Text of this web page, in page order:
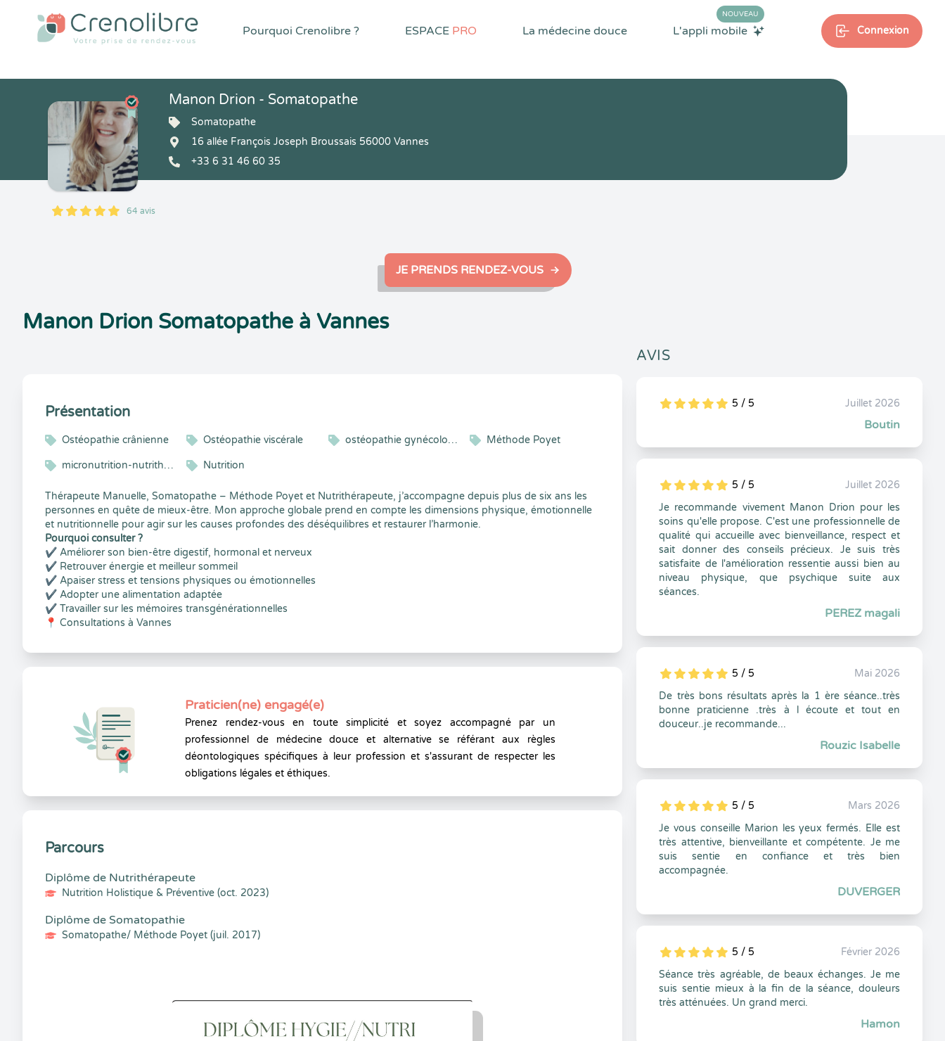
Pourquoi Crenolibre ? ESPACE PRO La médecine douce L'appli mobile
NOUVEAU
Connexion
5
1
5
64 64 avis
Manon Drion - Somatopathe
Somatopathe
16 allée François Joseph Broussais 56000 Vannes
+33 6 31 46 60 35
JE PRENDS RENDEZ-VOUS
Manon Drion Somatopathe à Vannes
Présentation
Ostéopathie crânienne Ostéopathie viscérale ostéopathie gynécologique Méthode Poyet
micronutrition-nutrithérapie Nutrition
Thérapeute Manuelle, Somatopathe – Méthode Poyet et Nutrithérapeute, j’accompagne depuis plus de six ans les
personnes en quête de mieux-être. Mon approche globale prend en compte les dimensions physique, émotionnelle
et nutritionnelle pour agir sur les causes profondes des déséquilibres et restaurer l’harmonie.
Pourquoi consulter ?
✔ Améliorer son bien-être digestif, hormonal et nerveux
✔ Retrouver énergie et meilleur sommeil
✔ Apaiser stress et tensions physiques ou émotionnelles
✔ Adopter une alimentation adaptée
✔ Travailler sur les mémoires transgénérationnelles
📍 Consultations à Vannes
Praticien(ne) engagé(e)
Prenez rendez-vous en toute simplicité et soyez accompagné par un
professionnel de médecine douce et alternative se référant aux règles
déontologiques spécifiques à leur profession et s'assurant de respecter les
obligations légales et éthiques.
Parcours
Diplôme de Nutrithérapeute
Nutrition Holistique & Préventive (oct. 2023)
Diplôme de Somatopathie
Somatopathe/ Méthode Poyet (juil. 2017)
AVIS
5
1
5
0 5 / 5 Juillet 2026
Boutin
5
1
5
0 5 / 5
Juillet 2026
Je recommande vivement Manon Drion pour les
soins qu'elle propose. C'est une professionnelle de
qualité qui accueille avec bienveillance, respect et
sait donner des conseils précieux. Je suis très
satisfaite de l'amélioration ressentie aussi bien au
niveau physique, que psychique suite aux
séances.
PEREZ magali
5
1
5
0 5 / 5
Mai 2026
De très bons résultats après la 1 ère séance..très
bonne praticienne .très à l écoute et tout en
douceur..je recommande...
Rouzic Isabelle
5
1
5
0 5 / 5
Mars 2026
Je vous conseille Marion les yeux fermés. Elle est
très attentive, bienveillante et compétente. Je me
suis sentie en confiance et très bien
accompagnée.
DUVERGER
5
1
5
0 5 / 5
Février 2026
Séance très agréable, de beaux échanges. Je me
suis sentie mieux à la fin de la séance, douleurs
très atténuées. Un grand merci.
Hamon